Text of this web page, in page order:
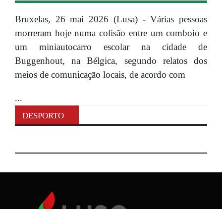
Bruxelas, 26 mai 2026 (Lusa) - Várias pessoas
morreram hoje numa colisão entre um comboio e
um miniautocarro escolar na cidade de
Buggenhout, na Bélgica, segundo relatos dos
meios de comunicação locais, de acordo com
...
DESPORTO